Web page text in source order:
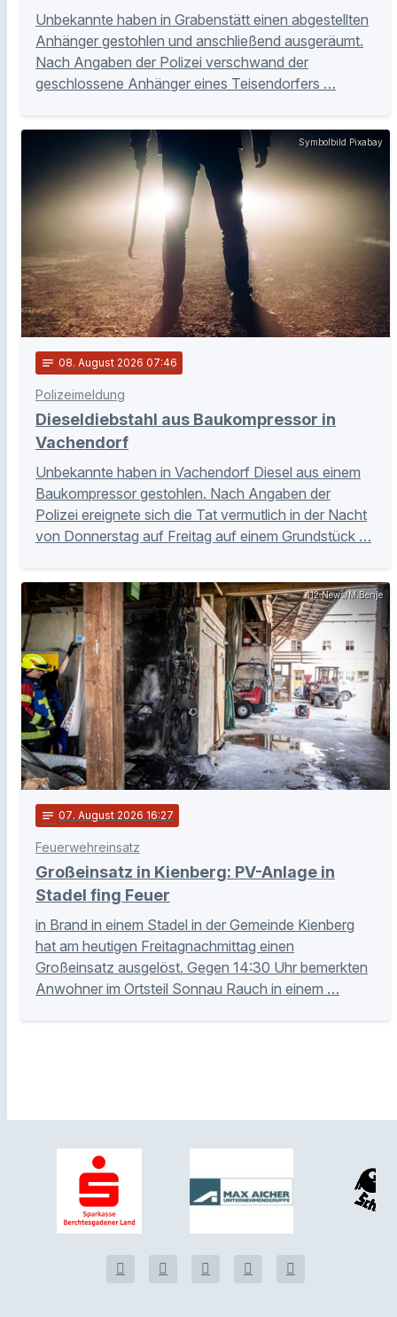
Unbekannte haben in Grabenstätt einen abgestellten
Anhänger gestohlen und anschließend ausgeräumt.
Nach Angaben der Polizei verschwand der
geschlossene Anhänger eines Teisendorfers …
Symbolbild Pixabay
notes 08. August 2026 07:46
Polizeimeldung
Dieseldiebstahl aus Baukompressor in
Vachendorf
Unbekannte haben in Vachendorf Diesel aus einem
Baukompressor gestohlen. Nach Angaben der
Polizei ereignete sich die Tat vermutlich in der Nacht
von Donnerstag auf Freitag auf einem Grundstück …
112 News/M.Benje
notes 07. August 2026 16:27
Feuerwehreinsatz
Großeinsatz in Kienberg: PV-Anlage in
Stadel fing Feuer
in Brand in einem Stadel in der Gemeinde Kienberg
hat am heutigen Freitagnachmittag einen
Großeinsatz ausgelöst. Gegen 14:30 Uhr bemerkten
Anwohner im Ortsteil Sonnau Rauch in einem …